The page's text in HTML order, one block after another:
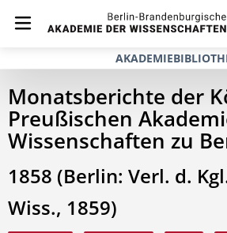
Monatsberichte der
Preußischen
Wissenschaften zu
1858 (Berlin: Verl. d.
Wiss., 1859)